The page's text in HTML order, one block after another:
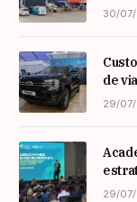
30/
de
29/
29/